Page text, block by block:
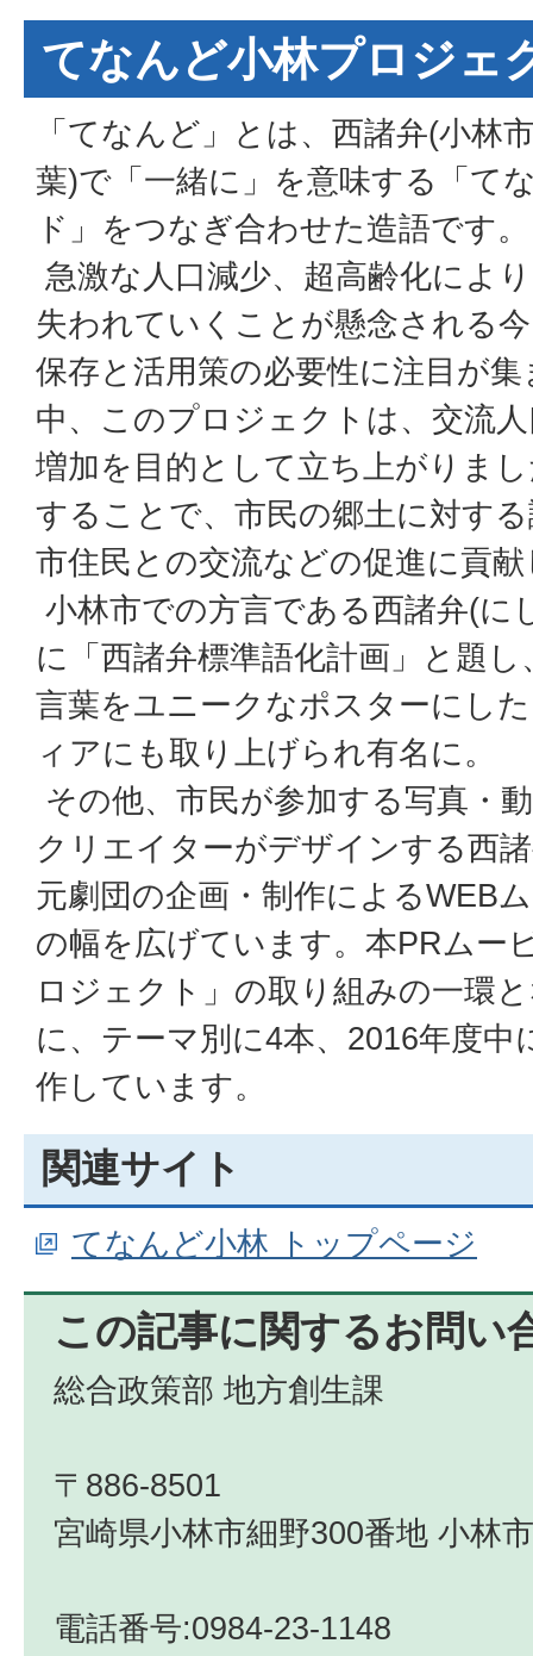
てなんど小林プロジェ
「てなんど」とは、西諸弁(小林
葉)で「一緒に」を意味する「て
ド」をつなぎ合わせた造語です。
急激な人口減少、超高齢化によ
失われていくことが懸念される
保存と活用策の必要性に注目が
中、このプロジェクトは、交流
増加を目的として立ち上がりま
することで、市民の郷土に対す
市住民との交流などの促進に貢
小林市での方言である西諸弁(に
に「西諸弁標準語化計画」と題
言葉をユニークなポスターにし
ィアにも取り上げられ有名に。
その他、市民が参加する写真・
クリエイターがデザインする西
元劇団の企画・制作によるWEB
の幅を広げています。本PRムー
ロジェクト」の取り組みの一環
に、テーマ別に4本、2016年度中
作しています。
関連サイト
てなんど小林 トップページ
この記事に関するお問い
総合政策部 地方創生課
〒886-8501
宮崎県小林市細野300番地 小林
電話番号:0984-23-1148